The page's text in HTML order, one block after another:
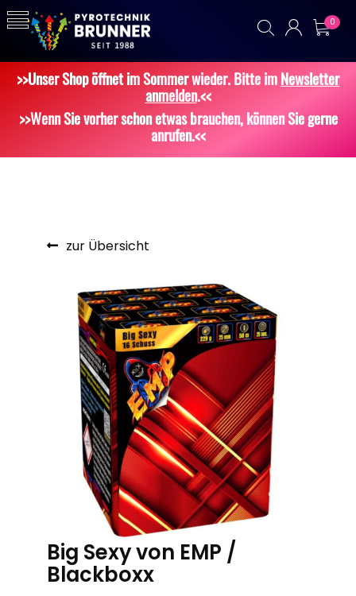
0
>>Unser Shop öffnet im Sommer wieder. Bitte imNewsletter
anmelden.<<
>>Wenn Sie vorher schon etwas brauchen, können Sie gerne
anrufen.<<
zur Übersicht
Big Sexy von EMP /
Blackboxx